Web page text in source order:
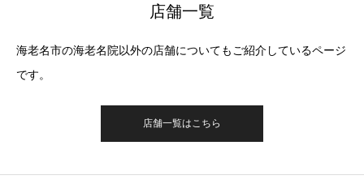
店舗一覧
海老名市の海老名院以外の店舗についてもご紹介しているページ
です。
店舗一覧はこちら